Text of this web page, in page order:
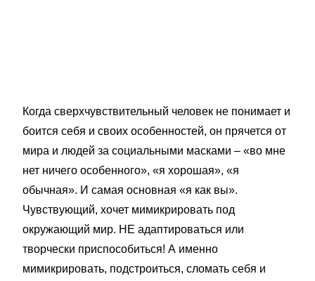
Когда сверхчувствительный человек не понимает и
боится себя и своих особенностей, он прячется от
мира и людей за социальными масками – «во мне
нет ничего особенного», «я хорошая», «я
обычная». И самая основная «я как вы».
Чувствующий, хочет мимикрировать под
окружающий мир. НЕ адаптироваться или
творчески приспособиться! А именно
мимикрировать, подстроиться, сломать себя и